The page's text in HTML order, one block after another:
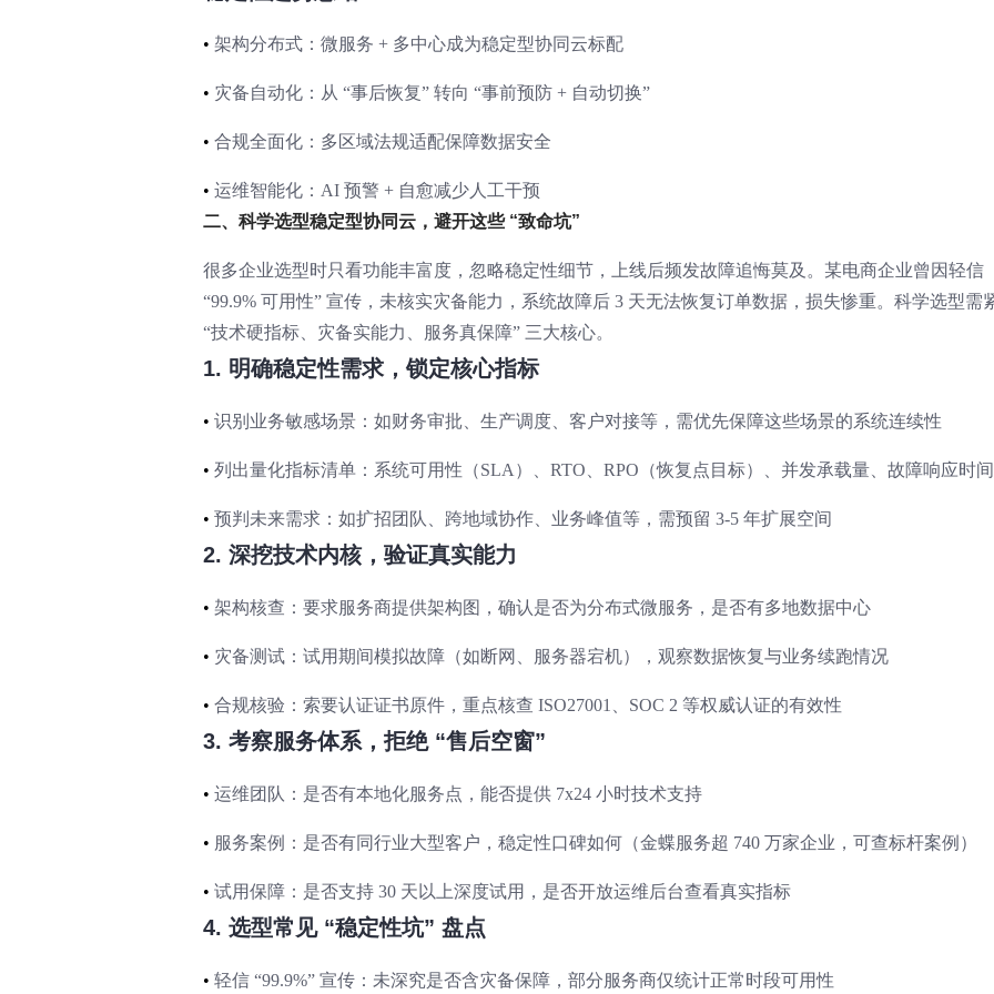
• 架构分布式：微服务 + 多中心成为稳定型协同云标配
• 灾备自动化：从 “事后恢复” 转向 “事前预防 + 自动切换”
• 合规全面化：多区域法规适配保障数据安全
• 运维智能化：AI 预警 + 自愈减少人工干预
二、科学选型稳定型协同云，避开这些 “致命坑”
很多企业选型时只看功能丰富度，忽略稳定性细节，上线后频发故障追悔莫及。某电商企业曾因轻信
“99.9% 可用性” 宣传，未核实灾备能力，系统故障后 3 天无法恢复订单数据，损失惨重。科学选型需
“技术硬指标、灾备实能力、服务真保障” 三大核心。
1. 明确稳定性需求，锁定核心指标
• 识别业务敏感场景：如财务审批、生产调度、客户对接等，需优先保障这些场景的系统连续性
• 列出量化指标清单：系统可用性（SLA）、RTO、RPO（恢复点目标）、并发承载量、故障响应时
• 预判未来需求：如扩招团队、跨地域协作、业务峰值等，需预留 3-5 年扩展空间
2. 深挖技术内核，验证真实能力
• 架构核查：要求服务商提供架构图，确认是否为分布式微服务，是否有多地数据中心
• 灾备测试：试用期间模拟故障（如断网、服务器宕机），观察数据恢复与业务续跑情况
• 合规核验：索要认证证书原件，重点核查 ISO27001、SOC 2 等权威认证的有效性
3. 考察服务体系，拒绝 “售后空窗”
• 运维团队：是否有本地化服务点，能否提供 7x24 小时技术支持
• 服务案例：是否有同行业大型客户，稳定性口碑如何（金蝶服务超 740 万家企业，可查标杆案例）
• 试用保障：是否支持 30 天以上深度试用，是否开放运维后台查看真实指标
4. 选型常见 “稳定性坑” 盘点
• 轻信 “99.9%” 宣传：未深究是否含灾备保障，部分服务商仅统计正常时段可用性